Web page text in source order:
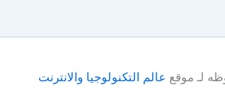
لـ موقع عالم التكنولوجيا والانترنت